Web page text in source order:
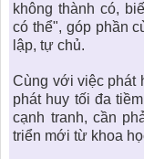
không thành có,
có thể", góp phần
lập, tự chủ.
Cùng với việc phát
phát huy tối đa
cạnh tranh, cần
triển mới từ khoa